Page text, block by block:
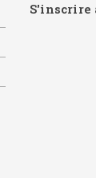
S'inscrire